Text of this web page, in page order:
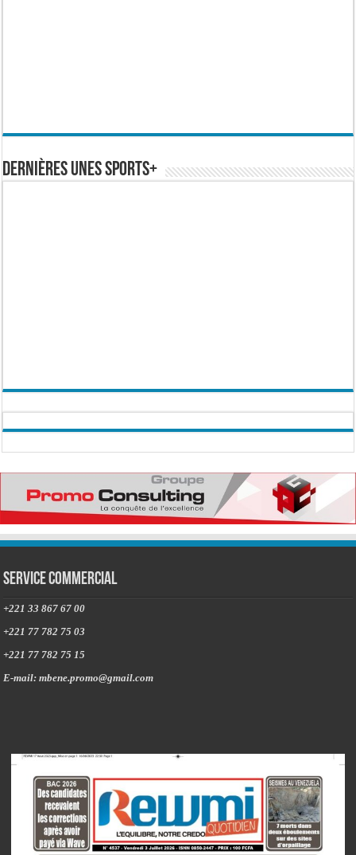
Dernières Unes Sports+
Service commercial
+221 33 867 67 00
+221 77 782 75 03
+221 77 782 75 15
E-mail: mbene.promo@gmail.com